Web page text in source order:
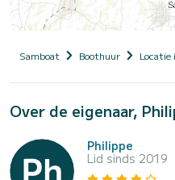
Samboat Boothuur
Over de eigenaar,
Philippe
Lid sinds 2019